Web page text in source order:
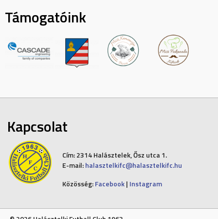
Támogatóink
Kapcsolat
Cím:2314 Halásztelek, Ősz utca 1.
E-mail: halasztelkifc@halasztelkifc.hu
Közösség: Facebook| Instagram